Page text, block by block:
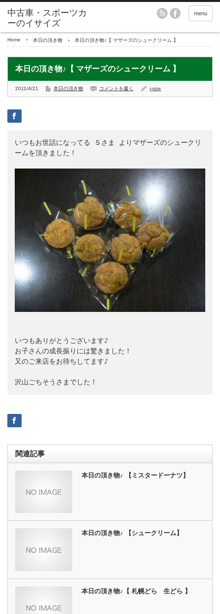
menu
Home 本日の頂き物 本日の頂き物♪【 マザーズのシュークリーム 】
本日の頂き物♪【 マザーズのシュークリーム 】
2011/4/21 本日の頂き物 コメントを書く i-size
いつもお世話になってる Ｓさま
よりマザーズのシュークリ
ームを頂きました！
いつもありがとうございます♪
お子さんの成長振りには驚きました！
又のご来店をお待ちしてます♪
沢山ごちそうさまでした！
関連記事
本日の頂き物♪ 【ミスタードーナツ】
本日の頂き物♪ 【シュークリーム】
本日の頂き物♪【 札幌どら 生どら 】